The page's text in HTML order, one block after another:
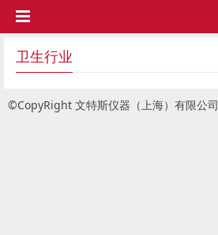
卫生行业
©CopyRight 文特斯仪器（上海）有限公司